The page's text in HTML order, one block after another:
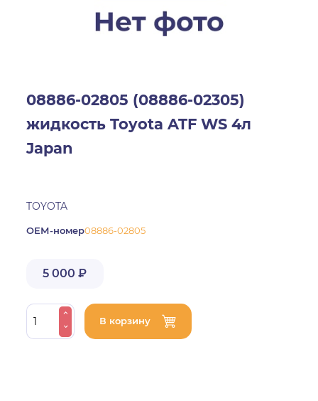
08886-02805 (08886-02305)
жидкость Toyota ATF WS 4л
Japan
TOYOTA
ОЕМ-номер08886-02805
5 000 ₽
В корзину